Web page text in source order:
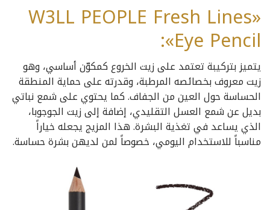
«W3LL PEOPLE Fresh Lines
Eye Pencil»:
يتميز بتركيبة تعتمد على زيت الخروع كمكوّن أساسي، وهو
زيت معروف بخصائصه المرطبة، وقدرته على حماية المنطقة
الحساسة حول العين من الجفاف. كما يحتوي على شمع نباتي
بديل عن شمع العسل التقليدي، إضافة إلى زيت الجوجوبا،
الذي يساعد في تغذية البشرة. هذا المزيج يجعله خياراً
مناسباً للاستخدام اليومي، خصوصاً لمن لديهن بشرة حساسة.